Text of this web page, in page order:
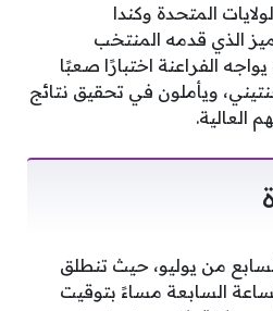
في الولايات المتحدة وكندا
الذي قدمه المنتخب
الفراعنة اختبارًا صعبًا
ويأملون في تحقيق نتائج
السابع من يوليو، حيث تنطلق
السابعة مساءً بتوقيت